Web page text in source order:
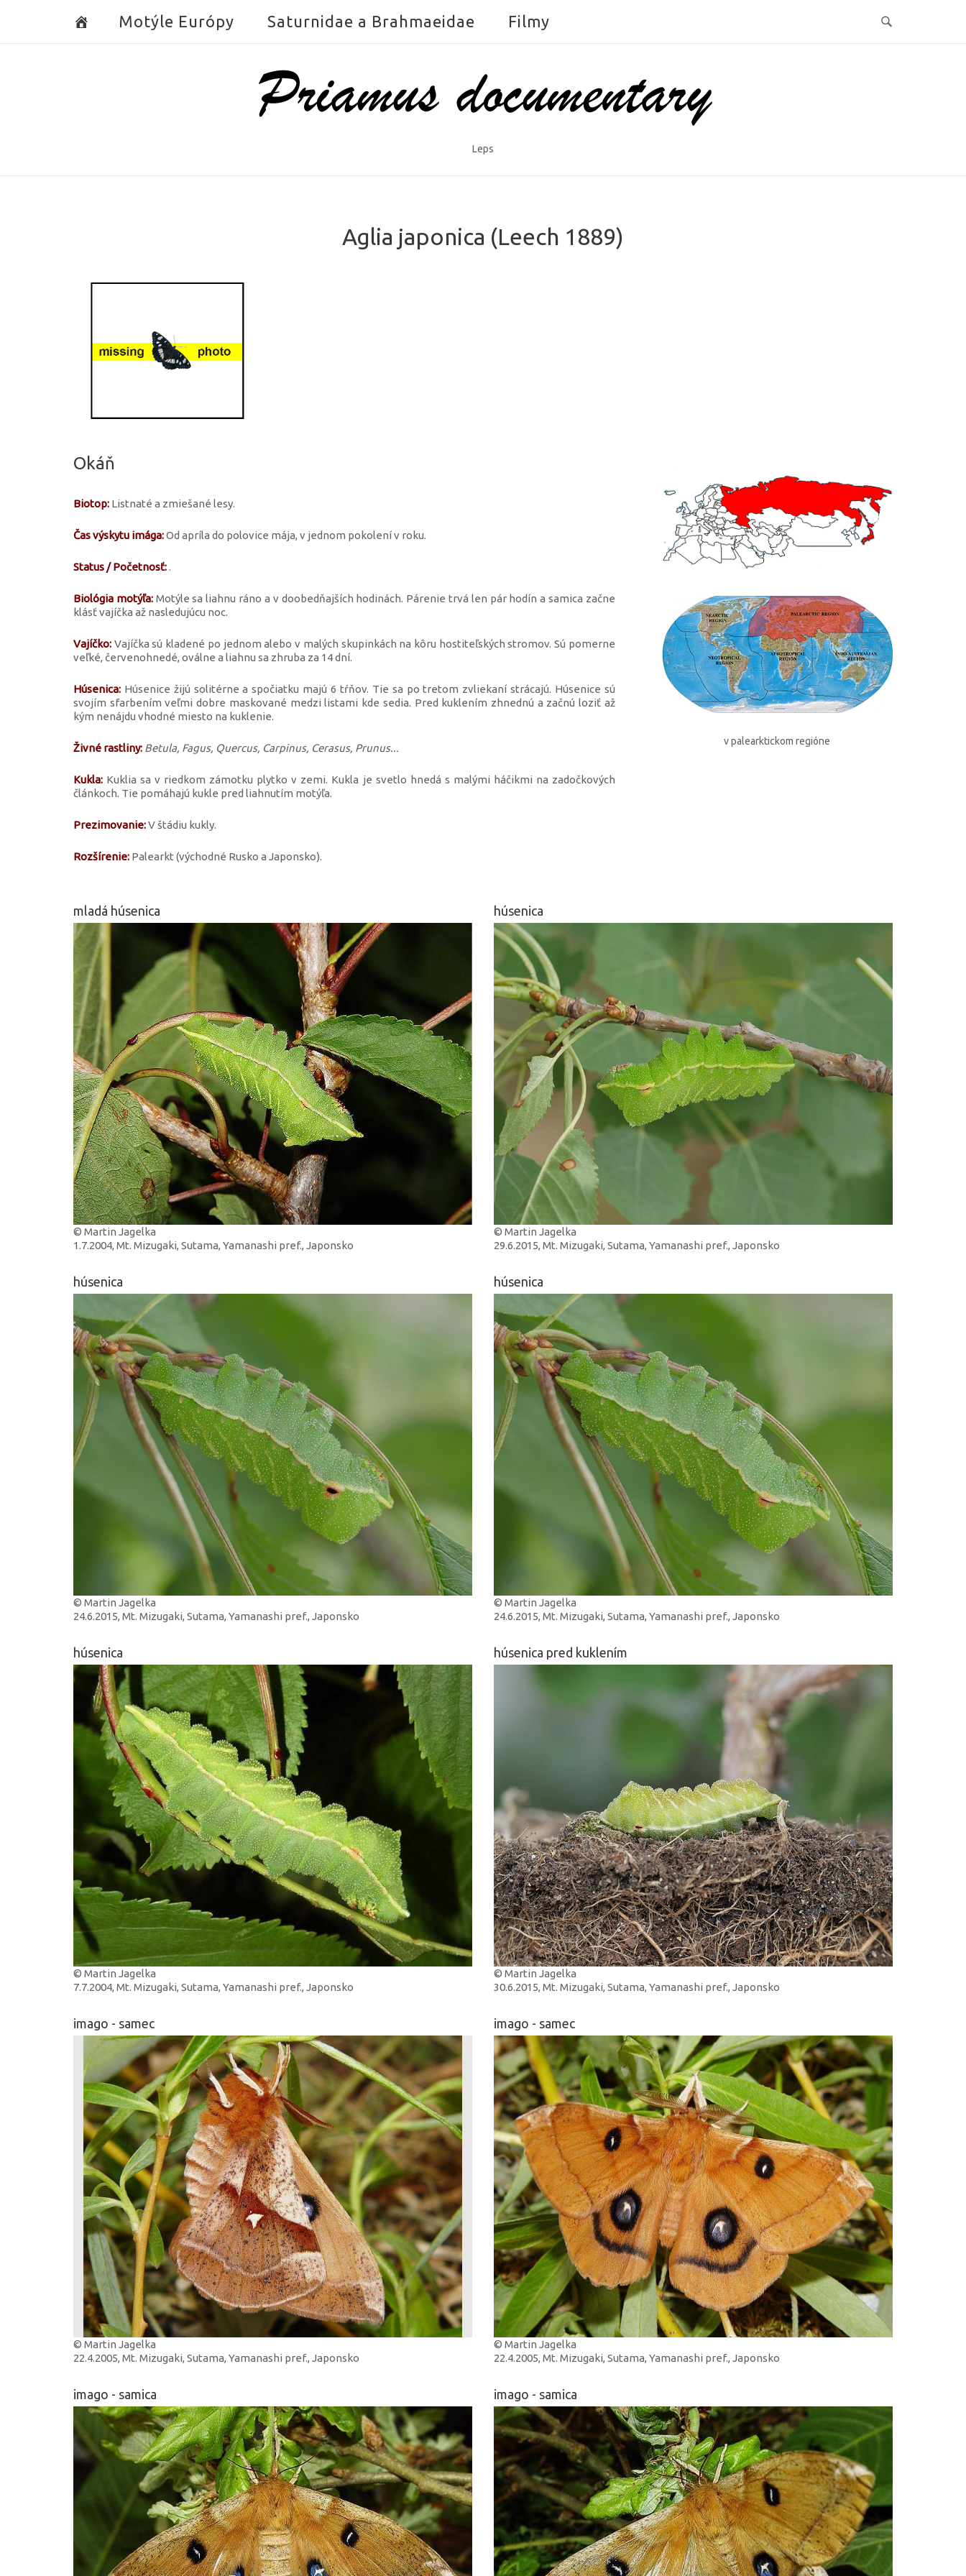
Motýle Európy Saturnidae a Brahmaeidae Filmy
Home
Leps
Aglia japonica (Leech 1889)
Okáň
Biotop: Listnaté a zmiešané lesy.
Čas výskytu imága:Od apríla do polovice mája, v jednom pokolení v roku.
Status / Početnosť:.
Biológia motýľa:Motýle sa liahnu ráno a v doobedňajších hodinách. Párenie trvá len pár hodín a samica začne
klásť vajíčka až nasledujúcu noc.
Vajíčko: Vajíčka sú kladené po jednom alebo v malých skupinkách na kôru hostiteľských stromov. Sú pomerne
veľké, červenohnedé, oválne a liahnu sa zhruba za 14 dní.
Húsenica: Húsenice žijú solitérne a spočiatku majú 6 tŕňov. Tie sa po tretom zvliekaní strácajú. Húsenice sú
svojím sfarbením veľmi dobre maskované medzi listami kde sedia. Pred kuklením zhnednú a začnú loziť až
kým nenájdu vhodné miesto na kuklenie.
Živné rastliny: Betula, Fagus, Quercus, Carpinus, Cerasus, Prunus...
Kukla: Kuklia sa v riedkom zámotku plytko v zemi. Kukla je svetlo hnedá s malými háčikmi na zadočkových
článkoch. Tie pomáhajú kukle pred liahnutím motýľa.
Prezimovanie:V štádiu kukly.
Rozšírenie: Palearkt (východné Rusko a Japonsko).
v palearktickom regióne
mladá húsenica
© Martin Jagelka
1.7.2004, Mt. Mizugaki, Sutama, Yamanashi pref., Japonsko
húsenica
© Martin Jagelka
29.6.2015, Mt. Mizugaki, Sutama, Yamanashi pref., Japonsko
húsenica
© Martin Jagelka
24.6.2015, Mt. Mizugaki, Sutama, Yamanashi pref., Japonsko
húsenica
© Martin Jagelka
24.6.2015, Mt. Mizugaki, Sutama, Yamanashi pref., Japonsko
húsenica
© Martin Jagelka
7.7.2004, Mt. Mizugaki, Sutama, Yamanashi pref., Japonsko
húsenica pred kuklením
© Martin Jagelka
30.6.2015, Mt. Mizugaki, Sutama, Yamanashi pref., Japonsko
imago - samec
© Martin Jagelka
22.4.2005, Mt. Mizugaki, Sutama, Yamanashi pref., Japonsko
imago - samec
© Martin Jagelka
22.4.2005, Mt. Mizugaki, Sutama, Yamanashi pref., Japonsko
imago - samica imago - samica